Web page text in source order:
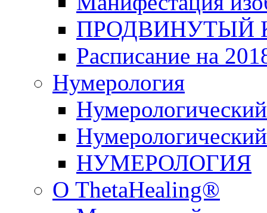
ПРОДВИНУТЫЙ
Расписание на
Нумерология
НУМЕРОЛОГИЯ
О ThetaHealing®